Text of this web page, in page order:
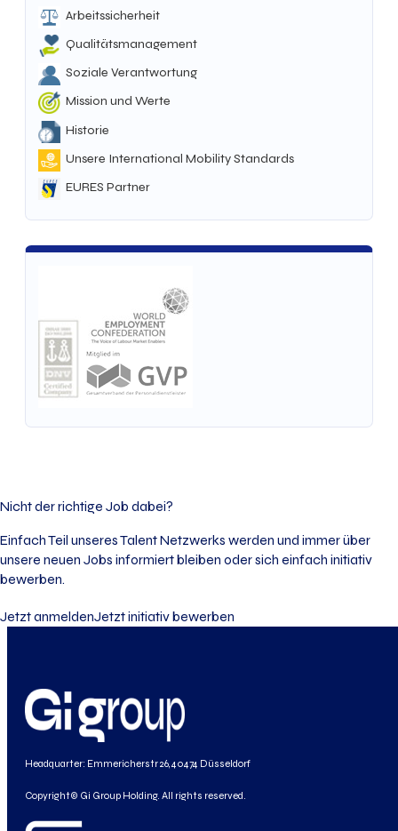
Arbeitssicherheit
Qualitätsmanagement
Soziale Verantwortung
Mission und Werte
Historie
Unsere International Mobility Standards
EURES Partner
Nicht der richtige Job dabei?
Einfach Teil unseres Talent Netzwerks werden und immer über
unsere neuen Jobs informiert bleiben oder sich einfach initiativ
bewerben.
Jetzt anmeldenJetzt initiativ bewerben
Headquarter: Emmericherstr 26, 40474 Düsseldorf
Copyright© Gi Group Holding. All rights reserved.